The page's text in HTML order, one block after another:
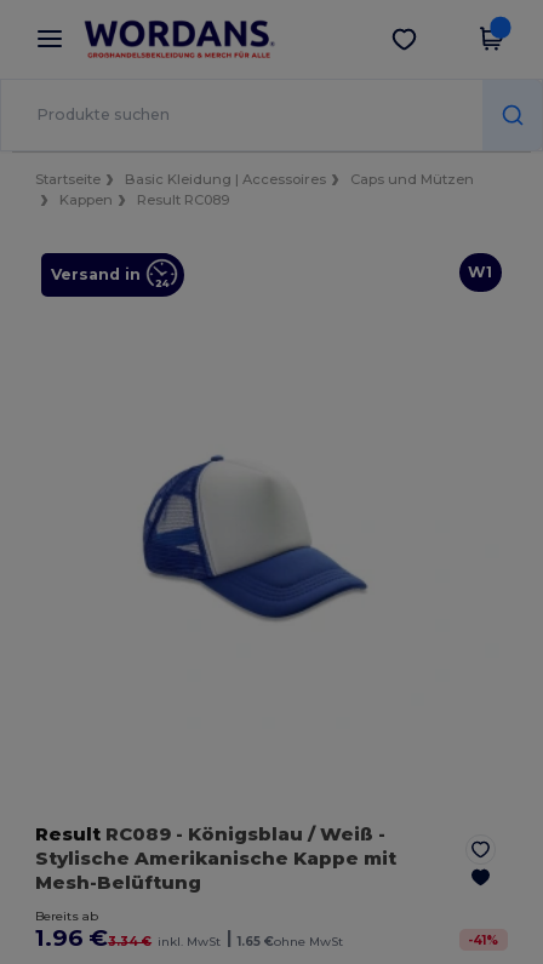
× Wordans App
Bessere Preise in der App!
App holen
Startseite Basic Kleidung | Accessoires
Caps und Mützen
Kappen
Result RC089
W1
Versand in
Result RC089 - Königsblau / Weiß -
Stylische Amerikanische Kappe mit
Mesh-Belüftung
Bereits ab
1.96 €3.34 € inkl. MwSt | 1.65 €ohne MwSt -41%